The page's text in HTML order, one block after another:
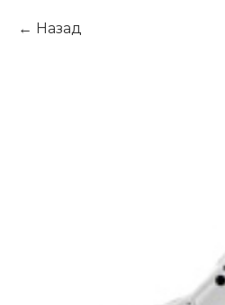
Назад